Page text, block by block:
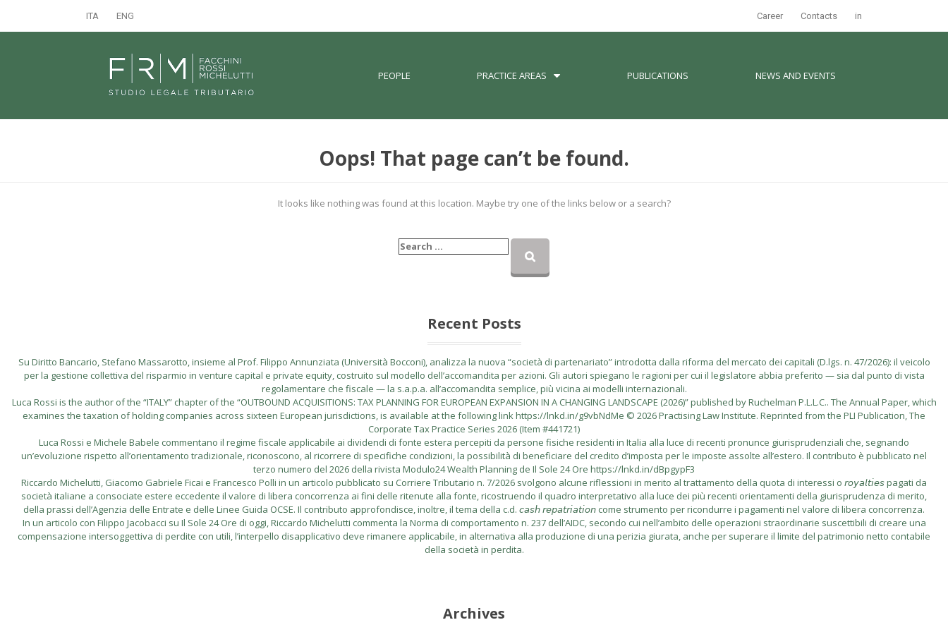
ITA ENG Career Contacts in
PEOPLE PRACTICE AREAS PUBLICATIONS NEWS AND EVENTS
Oops! That page can’t be found.
It looks like nothing was found at this location. Maybe try one of the links below or a search?
Recent Posts
Su Diritto Bancario, Stefano Massarotto, insieme al Prof. Filippo Annunziata (Università Bocconi), analizza la nuova “società di partenariato” introdotta dalla riforma del mercato dei capitali (D.lgs. n. 47/2026): il veicolo
per la gestione collettiva del risparmio in venture capital e private equity, costruito sul modello dell’accomandita per azioni. Gli autori spiegano le ragioni per cui il legislatore abbia preferito — sia dal punto di vista
regolamentare che fiscale — la s.a.p.a. all’accomandita semplice, più vicina ai modelli internazionali.
Luca Rossi is the author of the “ITALY” chapter of the “OUTBOUND ACQUISITIONS: TAX PLANNING FOR EUROPEAN EXPANSION IN A CHANGING LANDSCAPE (2026)” published by Ruchelman P.L.L.C.. The Annual Paper, which
examines the taxation of holding companies across sixteen European jurisdictions, is available at the following link https://lnkd.in/g9vbNdMe © 2026 Practising Law Institute. Reprinted from the PLI Publication, The
Corporate Tax Practice Series 2026 (Item #441721)
Luca Rossi e Michele Babele commentano il regime fiscale applicabile ai dividendi di fonte estera percepiti da persone fisiche residenti in Italia alla luce di recenti pronunce giurisprudenziali che, segnando
un’evoluzione rispetto all’orientamento tradizionale, riconoscono, al ricorrere di specifiche condizioni, la possibilità di beneficiare del credito d’imposta per le imposte assolte all’estero. Il contributo è pubblicato nel
terzo numero del 2026 della rivista Modulo24 Wealth Planning de Il Sole 24 Ore https://lnkd.in/dBpgypF3
Riccardo Michelutti, Giacomo Gabriele Ficai e Francesco Polli in un articolo pubblicato su Corriere Tributario n. 7/2026 svolgono alcune riflessioni in merito al trattamento della quota di interessi o 𝘳𝘰𝘺𝘢𝘭𝘵𝘪𝘦𝘴 pagati da
società italiane a consociate estere eccedente il valore di libera concorrenza ai fini delle ritenute alla fonte, ricostruendo il quadro interpretativo alla luce dei più recenti orientamenti della giurisprudenza di merito,
della prassi dell’Agenzia delle Entrate e delle Linee Guida OCSE. Il contributo approfondisce, inoltre, il tema della c.d. 𝘤𝘢𝘴𝘩 𝘳𝘦𝘱𝘢𝘵𝘳𝘪𝘢𝘵𝘪𝘰𝘯 come strumento per ricondurre i pagamenti nel valore di libera concorrenza.
In un articolo con Filippo Jacobacci su Il Sole 24 Ore di oggi, Riccardo Michelutti commenta la Norma di comportamento n. 237 dell’AIDC, secondo cui nell’ambito delle operazioni straordinarie suscettibili di creare una
compensazione intersoggettiva di perdite con utili, l’interpello disapplicativo deve rimanere applicabile, in alternativa alla produzione di una perizia giurata, anche per superare il limite del patrimonio netto contabile
della società in perdita.
Archives